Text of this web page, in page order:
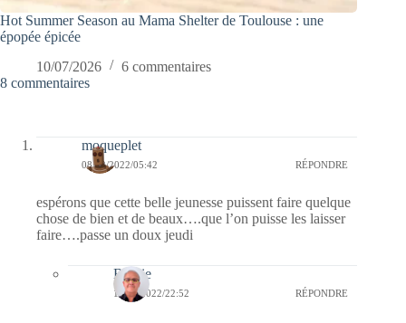
Hot Summer Season au Mama Shelter de Toulouse : une
épopée épicée
10/07/2026
6 commentaires
8 commentaires
moqueplet
08/12/2022/05:42 RÉPONDRE
espérons que cette belle jeunesse puissent faire quelque
chose de bien et de beaux….que l’on puisse les laisser
faire….passe un doux jeudi
Bernie
13/12/2022/22:52 RÉPONDRE